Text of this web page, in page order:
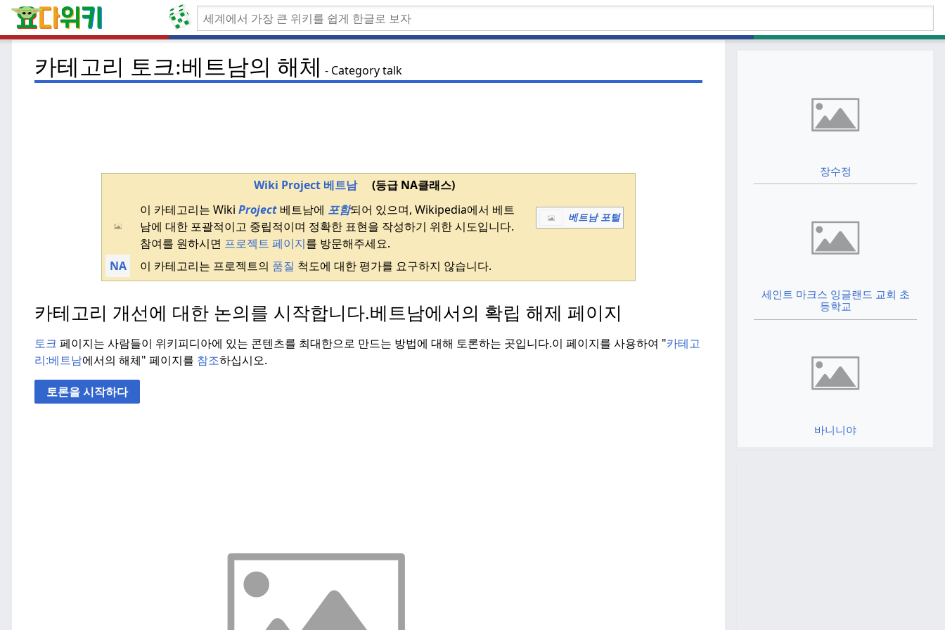
카테고리 토크:베트남의 해체 Category talk
Wiki Project 베트남 (등급 NA클래스)
베트남 포털
이 카테고리는 WikiProject 베트남에 포함되어 있으며, Wikipedia에서 베트
남에 대한 포괄적이고 중립적이며 정확한 표현을 작성하기 위한 시도입니다.
참여를 원하시면 프로젝트 페이지를 방문해주세요.
NA
이 카테고리는 프로젝트의 품질 척도에 대한 평가를 요구하지 않습니다.
카테고리 개선에 대한 논의를 시작합니다.베트남에서의 확립 해제 페이지
토크 페이지는 사람들이 위키피디아에 있는 콘텐츠를 최대한으로 만드는 방법에 대해 토론하는 곳입니다.이 페이지를 사용하여 "카테고
리:베트남에서의 해체" 페이지를 참조하십시오.
토론을 시작하다
장수정
세인트 마크스 잉글랜드 교회 초
등학교
바니니야